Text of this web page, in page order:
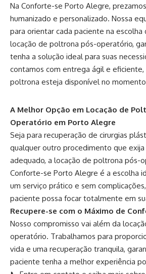
Na Conforte-se Porto Alegre,
humanizado e personalizado. Nossa
para orientar cada paciente na
locação de poltrona pós-operatório,
tenha a solução ideal para suas
contamos com entrega ágil e
poltrona esteja disponível no
A Melhor Opção em Locação de
Operatório em Porto Alegre
Seja para recuperação de cirurgias
qualquer outro procedimento que
adequado, a locação de poltrona pós-
Conforte-se Porto Alegre é a escolha
um serviço prático e sem
paciente possa focar totalmente em
Recupere-se com o Máximo de
Nosso compromisso vai além da
operatório. Trabalhamos para
vida e uma recuperação tranquila,
paciente tenha a melhor experiência